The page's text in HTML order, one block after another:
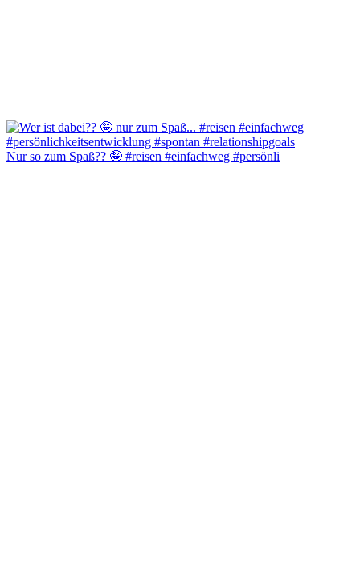
Nur so zum Spaß?? 🤪 #reisen #einfachweg #persönli